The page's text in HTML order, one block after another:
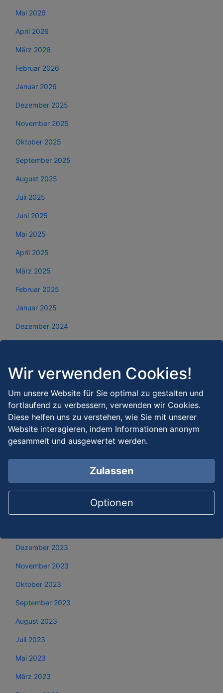
Mai 2026
April 2026
März 2026
Februar 2026
Januar 2026
Dezember 2025
November 2025
Oktober 2025
September 2025
August 2025
Juli 2025
Juni 2025
Mai 2025
April 2025
März 2025
Februar 2025
Januar 2025
Dezember 2024
September 2024
August 2024
Juli 2024
Juni 2024
März 2024
Dezember 2023
November 2023
Oktober 2023
September 2023
August 2023
Juli 2023
Mai 2023
März 2023
Wir verwenden Cookies!
Um unsere Website für Sie optimal zu gestalten und
fortlaufend zu verbessern, verwenden wir Cookies.
Diese helfen uns zu verstehen, wie Sie mit unserer
Website interagieren, indem Informationen anonym
gesammelt und ausgewertet werden.
Zulassen
Optionen